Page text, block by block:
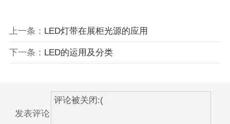
上一条： LED灯带在展柜光源的应用
下一条： LED的运用及分类
发表评论